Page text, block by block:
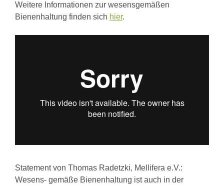
Weitere Informationen zur wesensgemäßen
Bienenhaltung finden sich hier.
Statement von Thomas Radetzki, Mellifera e.V.:
Wesens- gemäße Bienenhaltung ist auch in der